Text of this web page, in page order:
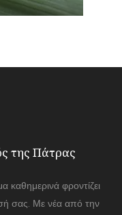
της Πάτρας
φροντίζει
σας. Με νέα από την